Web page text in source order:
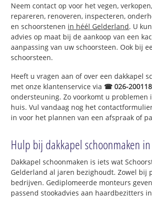
Neem contact op voor het vegen,
repareren, renoveren, inspecteren,
en schoorstenen in héél Gelderland. U
advies op maat bij de aankoop van een
aanpassing van uw schoorsteen. Ook bij
schoorsteen.
Heeft u vragen aan of over een dakkapel
met onze klantenservice via ☎ 026-
ondersteuning. Zo voorkomt u problemen
huis. Vul vandaag nog het
in voor het plannen van een afspraak of
Hulp bij dakkapel schoonmaken
Dakkapel schoonmaken is iets wat
Gelderland al jaren bezighoudt. Zowel bij
bedrijven. Gediplomeerde monteurs
passend stookadvies aan haardbezitters